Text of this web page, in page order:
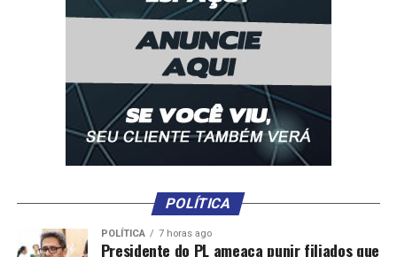
POLÍTICA
POLÍTICA 7 horas ago
Presidente do PL ameaça punir filiados que